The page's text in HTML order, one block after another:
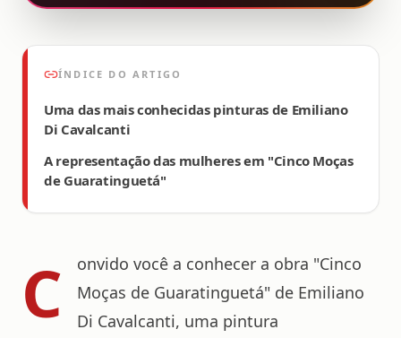
ÍNDICE DO ARTIGO
Uma das mais conhecidas pinturas de Emiliano
Di Cavalcanti
A representação das mulheres em "Cinco Moças
de Guaratinguetá"
C
onvido você a conhecer a obra "Cinco
Moças de Guaratinguetá" de Emiliano
Di Cavalcanti, uma pintura